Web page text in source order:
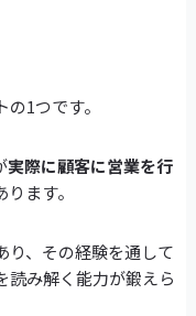
1つです。
実際に顧客に営業を行
ます。
り、その経験を通して
読み解く能力が鍛えら